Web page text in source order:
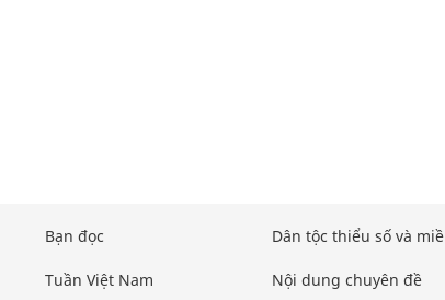
Bạn đọc
Tuần Việt Nam
Dân tộc thiểu số và
Nội dung chuyên đề